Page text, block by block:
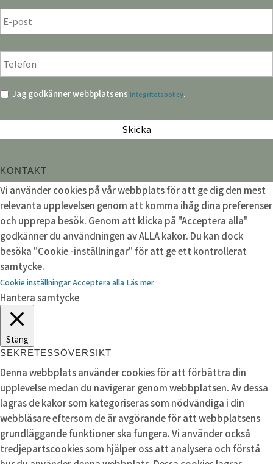
E-
post *
Telefon *
Integritetspolicy *
Jag godkänner webbplatsens integritetspolicy.
KONTAKT
Vi använder cookies på vår webbplats för att ge dig den mest
relevanta upplevelsen genom att komma ihåg dina preferenser
och upprepa besök. Genom att klicka på "Acceptera alla"
godkänner du användningen av ALLA kakor. Du kan dock
besöka "Cookie -inställningar" för att ge ett kontrollerat
samtycke.
Cookie inställningarAcceptera alla Läs mer
Hantera samtycke
Stäng
SEKRETESSÖVERSIKT
Denna webbplats använder cookies för att förbättra din
upplevelse medan du navigerar genom webbplatsen. Av dessa
lagras de kakor som kategoriseras som nödvändiga i din
webbläsare eftersom de är avgörande för att webbplatsens
grundläggande funktioner ska fungera. Vi använder också
tredjepartscookies som hjälper oss att analysera och förstå